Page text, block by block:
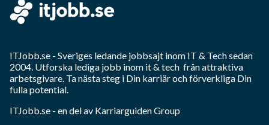
ITJobb.se - Sveriges ledande jobbsajt inom IT & Techsedan
2004. Utforska lediga jobb inom it & tech från attraktiva
arbetsgivare. Ta nästa steg i Din karriär och förverkliga Din
fulla potential.
ITJobb.se - en del av Karriarguiden Group